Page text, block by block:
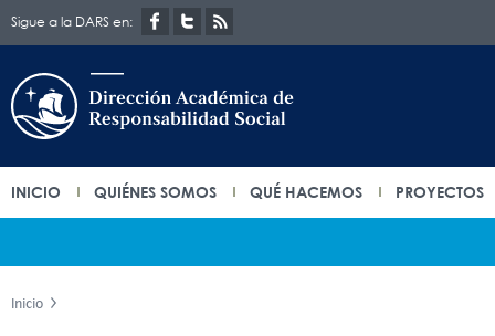
Sigue a la DARS en:
INICIO QUIÉNES SOMOS QUÉ HACEMOS PROYECTOS
Inicio